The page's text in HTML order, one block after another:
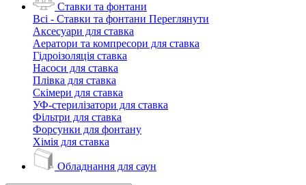
Ставки та фонтани
Всі - Ставки та фонтани Переглянути
Аксесуари для ставка
Аератори та компресори для ставка
Гідроізоляція ставка
Насоси для ставка
Плівка для ставка
Скімери для ставка
УФ-стерилізатори для ставка
Фільтри для ставка
Форсунки для фонтану
Хімія для ставка
Обладнання для саун